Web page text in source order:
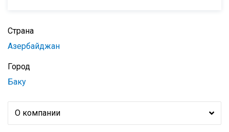
Страна
Азербайджан
Город
Баку
О компании